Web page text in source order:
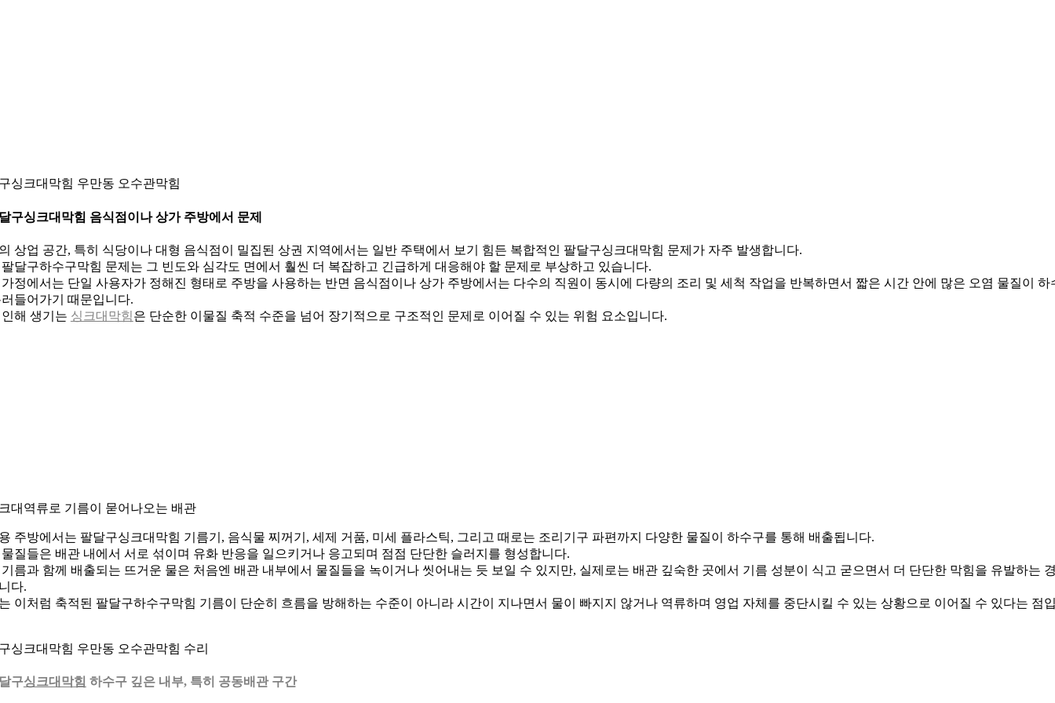
싱크대막힘 우만동 오수관막힘
구싱크대막힘 음식점이나 상가 주방에서 문제
상업 공간, 특히 식당이나 대형 음식점이 밀집된 상권 지역에서는 일반 주택에서 보기 힘든 복합적인 팔달구싱크대막힘 문제가 자주 발생합니다.
달구하수구막힘 문제는 그 빈도와 심각도 면에서 훨씬 더 복잡하고 긴급하게 대응해야 할 문제로 부상하고 있습니다.
정에서는 단일 사용자가 정해진 형태로 주방을 사용하는 반면 음식점이나 상가 주방에서는 다수의 직원이 동시에 다량의 조리 및 세척 작업을 반복하면서 짧은 시간 안에 많은 오염 물질이 하
들어가기 때문입니다.
해 생기는 싱크대막힘은 단순한 이물질 축적 수준을 넘어 장기적으로 구조적인 문제로 이어질 수 있는 위험 요소입니다.
대역류로 기름이 묻어나오는 배관
주방에서는 팔달구싱크대막힘 기름기, 음식물 찌꺼기, 세제 거품, 미세 플라스틱, 그리고 때로는 조리기구 파편까지 다양한 물질이 하수구를 통해 배출됩니다.
질들은 배관 내에서 서로 섞이며 유화 반응을 일으키거나 응고되며 점점 단단한 슬러지를 형성합니다.
름과 함께 배출되는 뜨거운 물은 처음엔 배관 내부에서 물질들을 녹이거나 씻어내는 듯 보일 수 있지만, 실제로는 배관 깊숙한 곳에서 기름 성분이 식고 굳으면서 더 단단한 막힘을 유발하는
다.
이처럼 축적된 팔달구하수구막힘 기름이 단순히 흐름을 방해하는 수준이 아니라 시간이 지나면서 물이 빠지지 않거나 역류하며 영업 자체를 중단시킬 수 있는 상황으로 이어질 수 있다는 점
싱크대막힘 우만동 오수관막힘 수리
구싱크대막힘 하수구 깊은 내부, 특히 공동배관 구간